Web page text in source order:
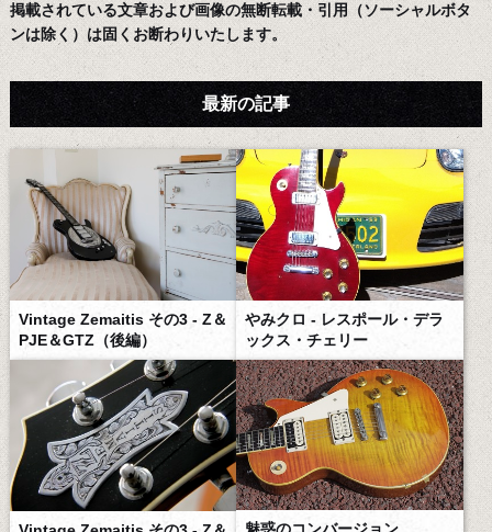
掲載されている文章および画像の無断転載・引用（ソーシャルボタ
ンは除く）は固くお断わりいたします。
最新の記事
Vintage Zemaitis その3 - Z＆
PJE＆GTZ（後編）
やみクロ - レスポール・デラ
ックス・チェリー